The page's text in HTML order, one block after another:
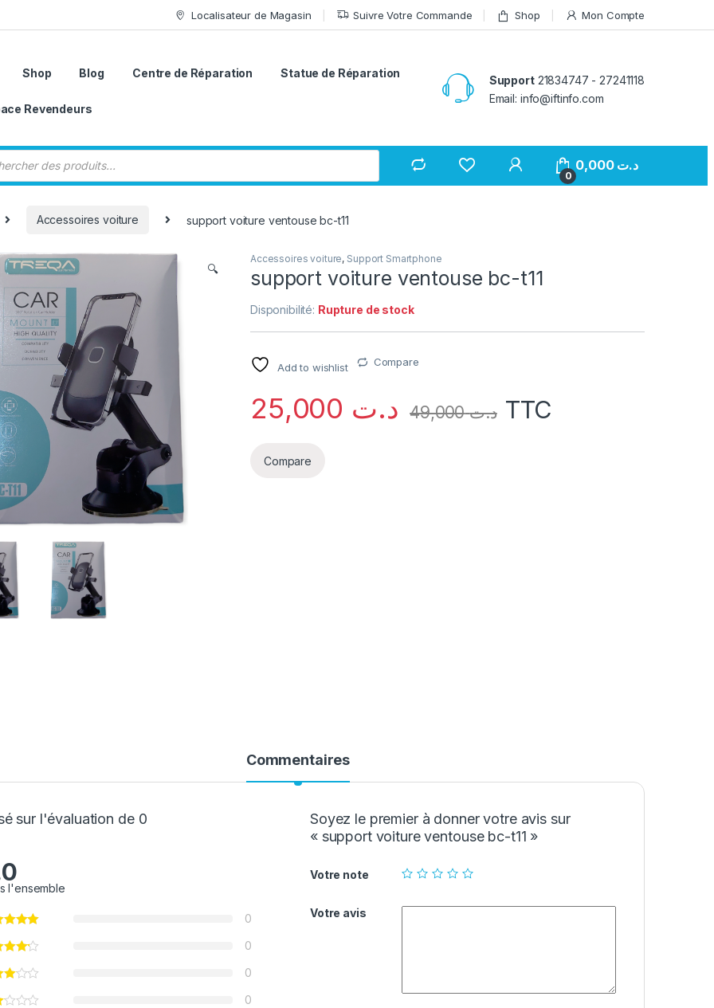
Localisateur de Magasin Suivre Votre Commande Shop Mon Compte
Shop Blog Centre de Réparation Statue de Réparation
Revendeurs
Support21834747 - 27241118
Email: info@iftinfo.com
de produits
0
د.ت 0,000
Accessoires voiture support voiture ventouse bc-t11
🔍
Accessoires voiture, Support Smartphone
support voiture ventouse bc-t11
Disponibilité: Rupture de stock
Add to wishlist Compare
د.ت د.ت49,000 TTC
Compare
Commentaires
sur l'évaluation de 0
l'ensemble
0
0
0
0
Soyez le premier à donner votre avis sur
« support voiture ventouse bc-t11 »
Votre note
Votre avis